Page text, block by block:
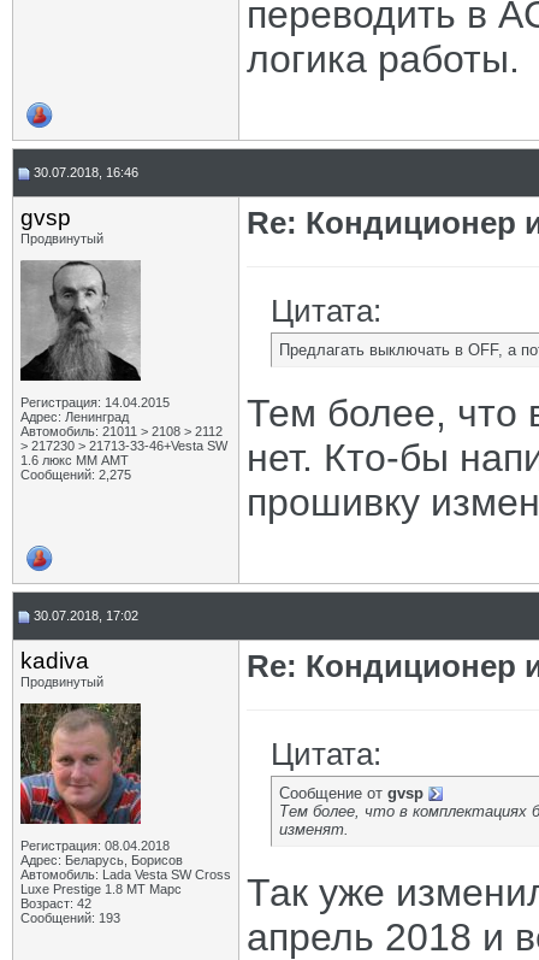
переводить в
логика работы.
30.07.2018, 16:46
gvsp
Продвинутый
Регистрация: 14.04.2015
Адрес: Ленинград
Автомобиль: 21011 > 2108 > 2112
> 217230 > 21713-33-46+Vesta SW
1.6 люкс ММ АМТ
Сообщений: 2,275
Re: Кондиционер
Цитата:
Предлагать выключать в OFF, а
Тем более, что
нет. Кто-бы
прошивку
30.07.2018, 17:02
kadiva
Продвинутый
Регистрация: 08.04.2018
Адрес: Беларусь, Борисов
Автомобиль: Lada Vesta SW Cross
Luxe Prestige 1.8 MT Марс
Возраст: 42
Сообщений: 193
Re: Кондиционер
Цитата:
Сообщение от gvsp
Тем более, что в
изменят.
Так уже
апрель 2018 и